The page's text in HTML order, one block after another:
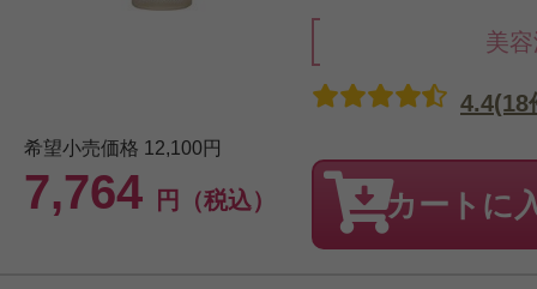
美
希望小売価格 12,100円
7,764 円（税込）
4.4(18
カートに